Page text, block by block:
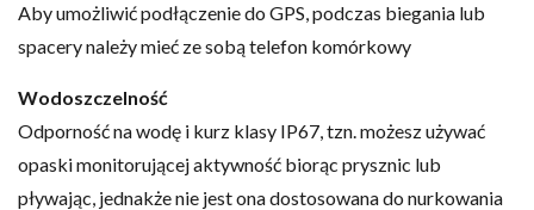
Aby umożliwić podłączenie do GPS, podczas biegania lub
spacery należy mieć ze sobą telefon komórkowy
Wodoszczelność
Odporność na wodę i kurz klasy IP67, tzn. możesz używać
opaski monitorującej aktywność biorąc prysznic lub
pływając, jednakże nie jest ona dostosowana do nurkowania